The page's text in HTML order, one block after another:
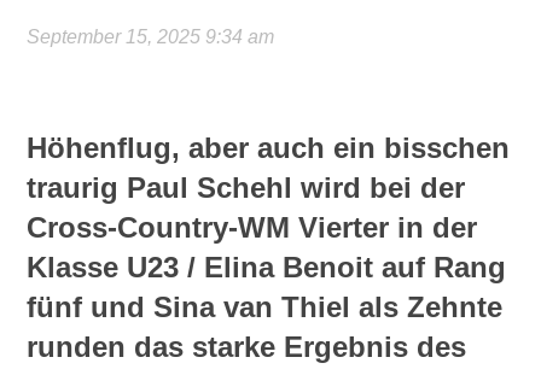
September 15, 2025 9:34 am
Höhenflug, aber auch ein bisschen
traurig Paul Schehl wird bei der
Cross-Country-WM Vierter in der
Klasse U23 / Elina Benoit auf Rang
fünf und Sina van Thiel als Zehnte
runden das starke Ergebnis des